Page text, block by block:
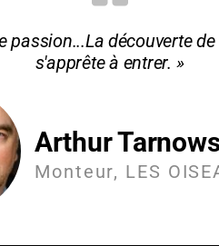
passion...La découverte
s'apprête à entrer. »
Arthur
Monteur, LES